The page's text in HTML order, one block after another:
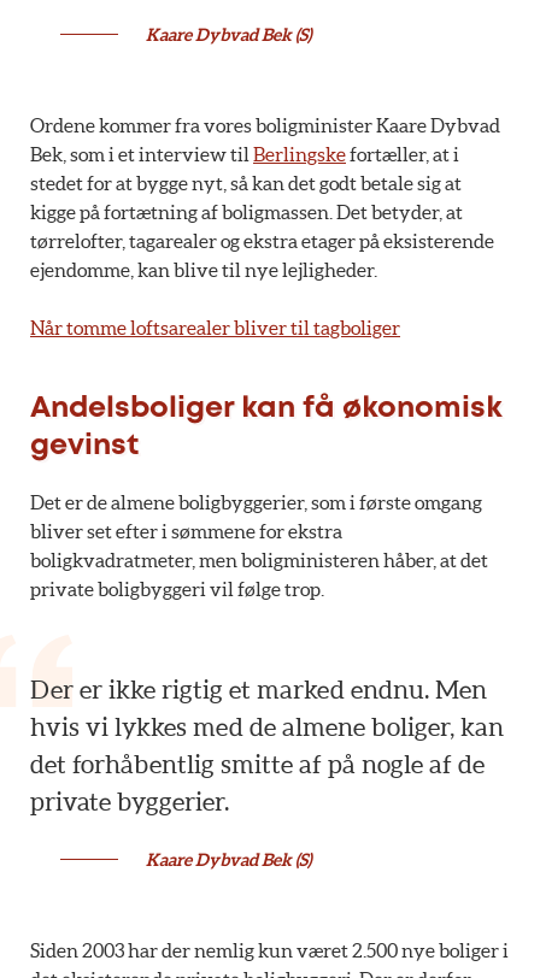
Kaare Dybvad Bek (S)
Ordene kommer fra vores boligminister Kaare Dybvad
Bek, som i et interview til Berlingskefortæller, at i
stedet for at bygge nyt, så kan det godt betale sig at
kigge på fortætning af boligmassen. Det betyder, at
tørrelofter, tagarealer og ekstra etager på eksisterende
ejendomme, kan blive til nye lejligheder.
Når tomme loftsarealer bliver til tagboliger
Andelsboliger kan få økonomisk
gevinst
Det er de almene boligbyggerier, som i første omgang
bliver set efter i sømmene for ekstra
boligkvadratmeter, men boligministeren håber, at det
private boligbyggeri vil følge trop.
Der er ikke rigtig et marked endnu. Men
hvis vi lykkes med de almene boliger, kan
det forhåbentlig smitte af på nogle af de
private byggerier.
Kaare Dybvad Bek (S)
Siden 2003 har der nemlig kun været 2.500 nye boliger i